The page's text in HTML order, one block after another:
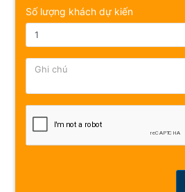
Số lượng khách dự kiến